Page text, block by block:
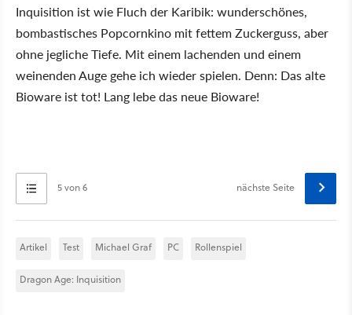
Inquisition ist wie Fluch der Karibik: wunderschönes,
bombastisches Popcornkino mit fettem Zuckerguss, aber
ohne jegliche Tiefe. Mit einem lachenden und einem
weinenden Auge gehe ich wieder spielen. Denn: Das alte
Bioware ist tot! Lang lebe das neue Bioware!
5 von 6 nächste Seite
Artikel Test Michael Graf PC Rollenspiel
Dragon Age: Inquisition